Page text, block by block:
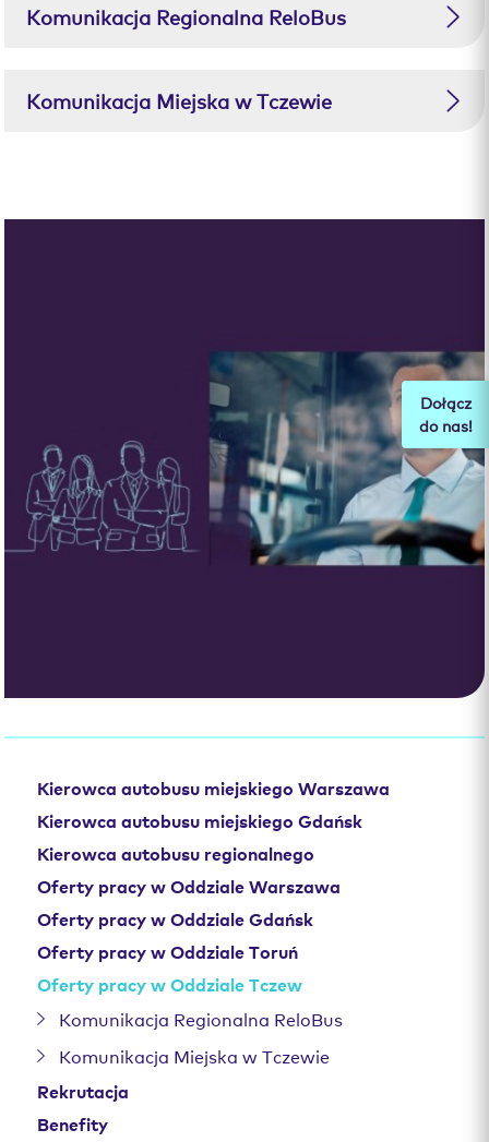
Kierowca autobusu miejskiego Warszawa
Kierowca autobusu miejskiego Gdańsk
Kierowca autobusu regionalnego
Oferty pracy w Oddziale Warszawa
Oferty pracy w Oddziale Gdańsk
Oferty pracy w Oddziale Toruń
Oferty pracy w Oddziale Tczew
Komunikacja Regionalna ReloBus
Komunikacja Miejska w Tczewie
Rekrutacja
Benefity
Komunikacja Regionalna ReloBus
Komunikacja Miejska w Tczewie
Dołącz
do nas!